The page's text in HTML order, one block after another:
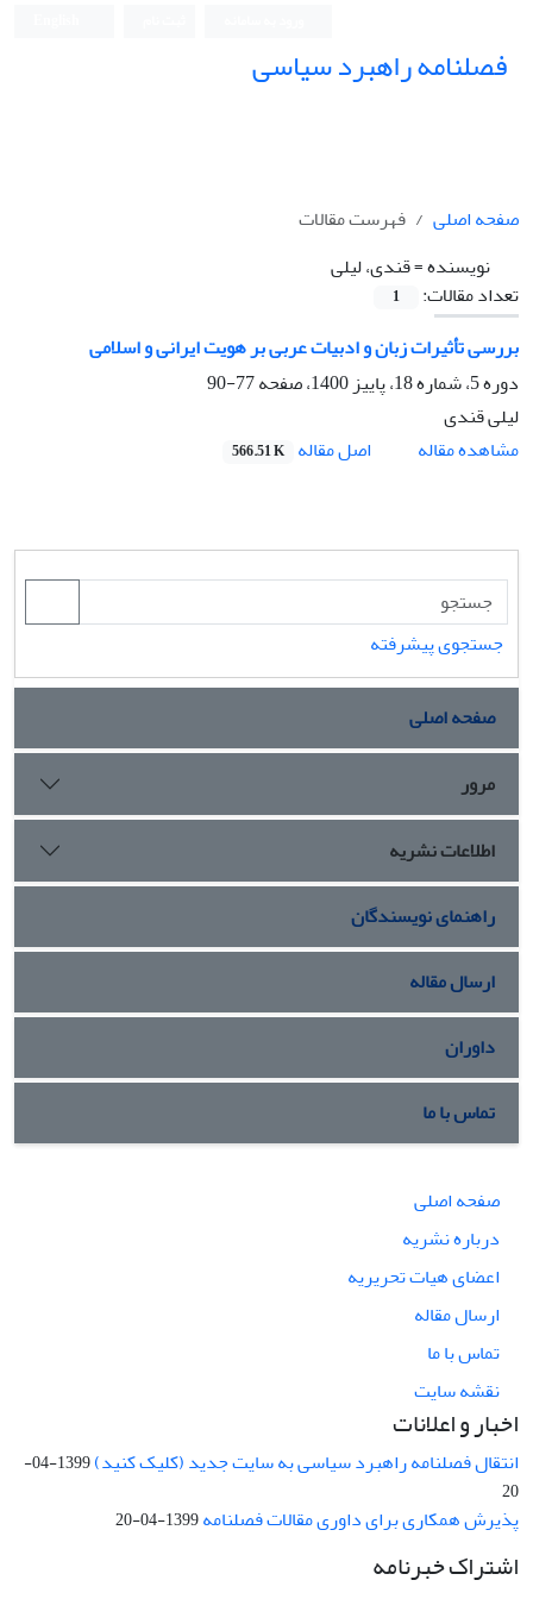
فصلنامه راهبرد سیاسی
صفحه اصلی
فهرست مقالات
نویسنده =قندی، لیلی
تعداد مقالات:
1
بررسی تأثیرات زبان و ادبیات عربی بر هویت ایرانی و اسلامی
دوره 5، شماره 18، پاییز 1400، صفحه
77-90
لیلی قندی
مشاهده مقاله
اصل مقاله 566.51 K
جستجوی پیشرفته
صفحه اصلی
مرور
اطلاعات نشریه
راهنمای نویسندگان
ارسال مقاله
داوران
تماس با ما
صفحه اصلی
درباره نشریه
اعضای هیات تحریریه
ارسال مقاله
تماس با ما
نقشه سایت
اخبار و اعلانات
انتقال فصلنامه راهبرد سیاسی به سایت جدید (کلیک کنید)
1399-04-
20
پذیرش همکاری برای داوری مقالات فصلنامه1399-04-20
اشتراک خبرنامه